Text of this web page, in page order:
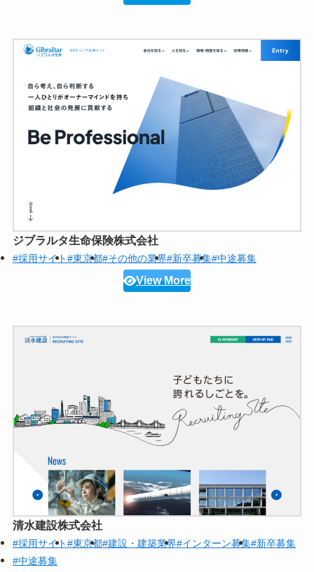
ジブラルタ生命保険株式会社
#採用サイト#東京都#その他の業界#新卒募集#中途募集
View More
清水建設株式会社
#採用サイト#東京都#建設・建築業界#インターン募集#新卒募集
#中途募集